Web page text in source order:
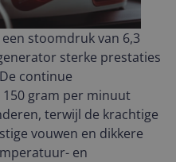
stoomdruk van 6,3
sterke prestaties
continue
gram per minuut
terwijl de krachtige
vouwen en dikkere
en